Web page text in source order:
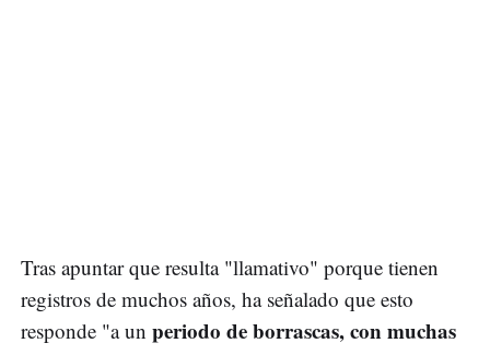
Tras apuntar que resulta "llamativo" porque tienen
registros de muchos años, ha señalado que esto
responde "a un periodo de borrascas, con muchas